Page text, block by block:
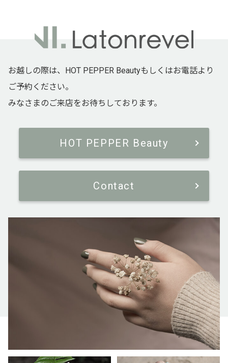
お越しの際は、HOT PEPPER Beautyもしくはお電話より
ご予約ください。
みなさまのご来店をお待ちしております。
HOT PEPPER Beauty
Contact